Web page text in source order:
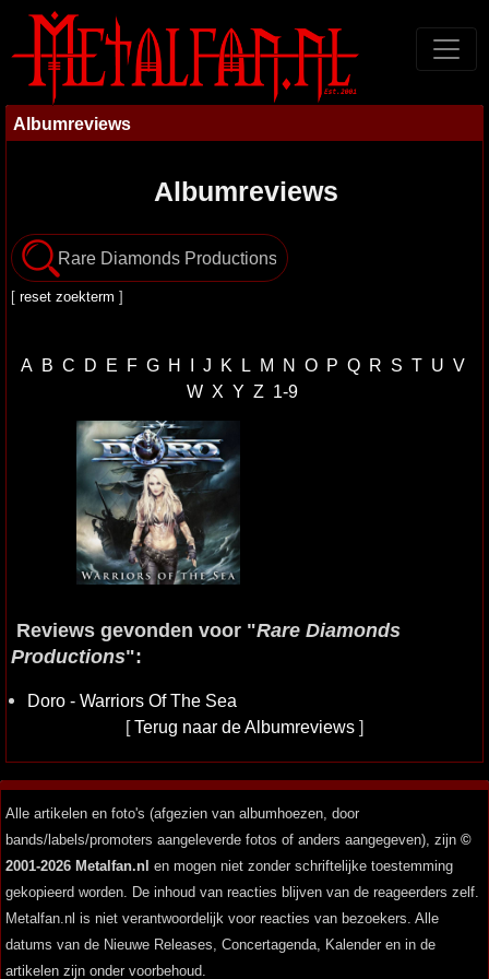
Albumreviews
Albumreviews
[ reset zoekterm ]
A B C D E F G H I J K L M N O P Q R S T U V
W X Y Z 1-9
Reviews gevonden voor "Rare Diamonds
Productions":
Doro - Warriors Of The Sea
[Terug naar de Albumreviews ]
Alle artikelen en foto's (afgezien van albumhoezen, door
bands/labels/promoters aangeleverde fotos of anders aangegeven), zijn ©
2001-2026 Metalfan.nl en mogen niet zonder schriftelijke toestemming
gekopieerd worden. De inhoud van reacties blijven van de reageerders zelf.
Metalfan.nl is niet verantwoordelijk voor reacties van bezoekers. Alle
datums van de Nieuwe Releases, Concertagenda, Kalender en in de
artikelen zijn onder voorbehoud.